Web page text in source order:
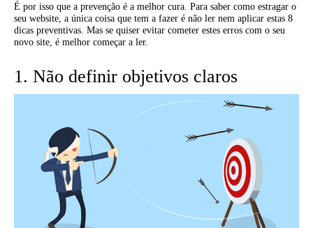
É por isso que a prevenção é a melhor cura. Para saber como estragar o
seu website, a única coisa que tem a fazer é não ler nem aplicar estas 8
dicas preventivas. Mas se quiser evitar cometer estes erros com o seu
novo site, é melhor começar a ler.
1. Não definir objetivos claros